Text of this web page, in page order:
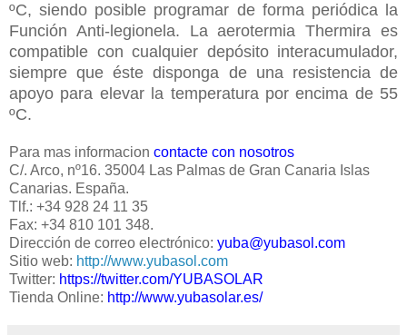
ºC, siendo posible programar de forma periódica la
Función Anti-legionela. La aerotermia Thermira es
compatible con cualquier depósito interacumulador,
siempre que éste disponga de una resistencia de
apoyo para elevar la temperatura por encima de 55
ºC.
Para mas informacion contacte con nosotros
C/. Arco, nº16. 35004 Las Palmas de Gran Canaria Islas
Canarias. España.
Tlf.: +34 928 24 11 35
Fax: +34 810 101 348.
Dirección de correo electrónico: yuba@yubasol.com
Sitio web: http://www.yubasol.com
Twitter: https://twitter.com/YUBASOLAR
Tienda Online: http://www.yubasolar.es/